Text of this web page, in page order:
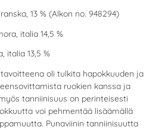
13 % (Alkon no. 948294)
italia 14,5 %
italia 13,5 %
oli tulkita hapokkuuden ja
ruokien kanssa ja
tanniinisuus on perinteisesti
voi pehmentää lisäämällä
Punaviinin tanniinisuutta